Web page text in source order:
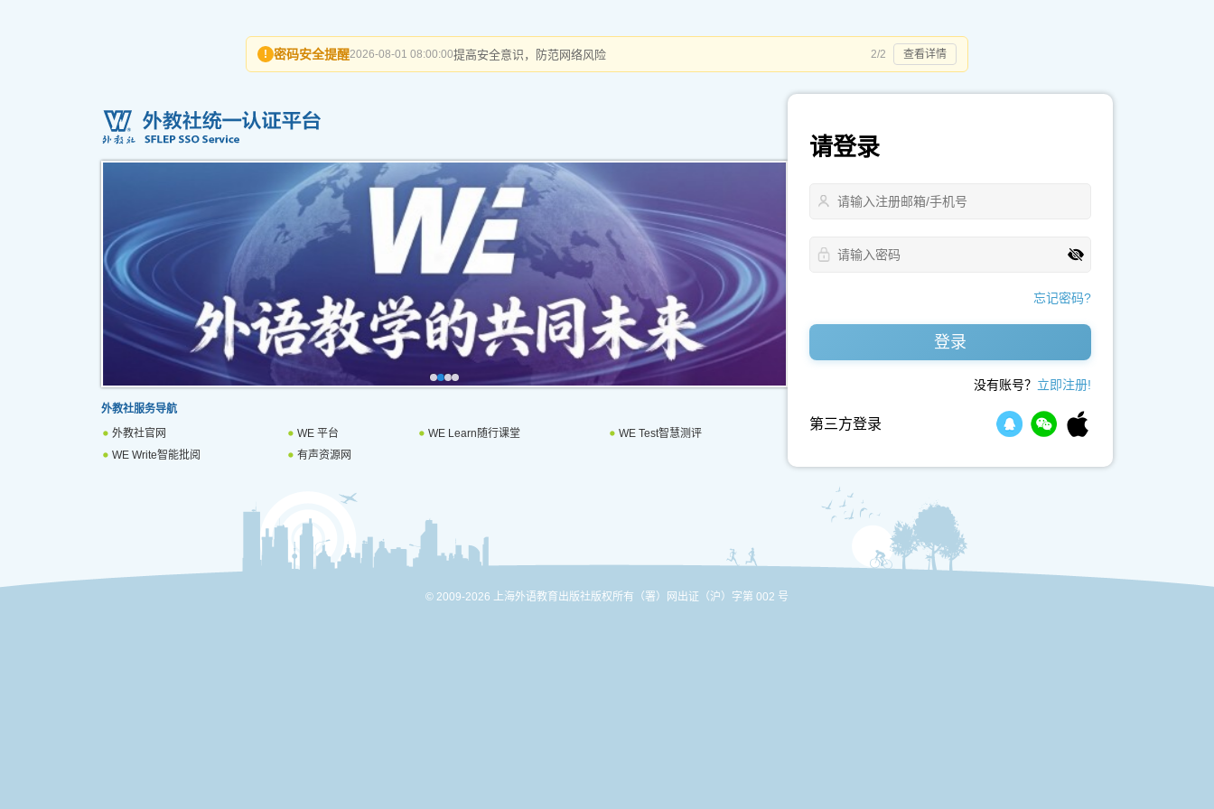
! 密码安全提醒2026-08-01 08:00:00提高安全意识，防范网络风险 2/2 查看详情
外教社服务导航
外教社官网
WE 平台 WE Learn随行课堂
WE Test智慧测评
WE Write智能批阅
有声资源网
请登录
忘记密码?
登录
没有账号？ 立即注册!
第三方登录
© 2009-2026 上海外语教育出版社版权所有 （署）网出证（沪）字第 002 号